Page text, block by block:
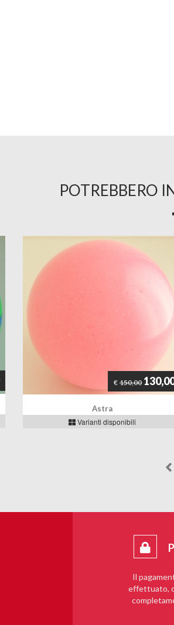
POTREBBERO
€ 150,00
Astra
Varianti disponibili
Il
effettuato,